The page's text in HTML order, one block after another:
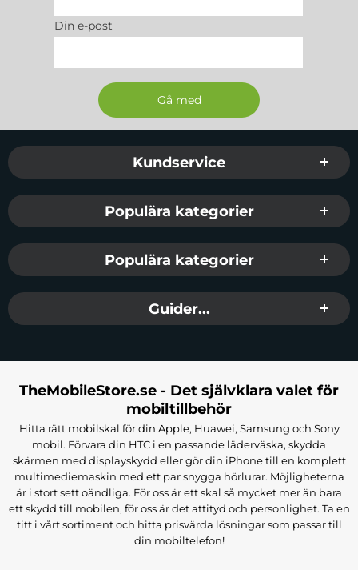
Din e-post
Sidfot Blandad info och länkar
Kundservice
Populära kategorier
Populära kategorier
Guider...
TheMobileStore.se - Det självklara valet för
mobiltillbehör
Hitta rätt mobilskal för din Apple, Huawei, Samsung och Sony
mobil. Förvara din HTC i en passande läderväska, skydda
skärmen med displayskydd eller gör din iPhone till en komplett
multimediemaskin med ett par snygga hörlurar. Möjligheterna
är i stort sett oändliga. För oss är ett skal så mycket mer än bara
ett skydd till mobilen, för oss är det attityd och personlighet. Ta en
titt i vårt sortiment och hitta prisvärda lösningar som passar till
din mobiltelefon!